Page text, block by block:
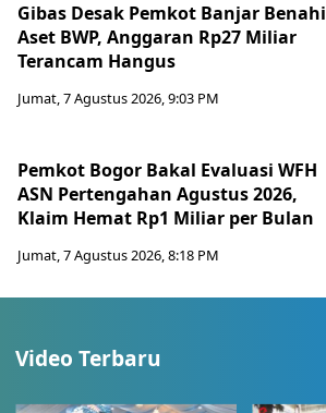
Gibas Desak Pemkot Banjar Benahi
Aset BWP, Anggaran Rp27 Miliar
Terancam Hangus
Jumat, 7 Agustus 2026, 9:03 PM
Pemkot Bogor Bakal Evaluasi WFH
ASN Pertengahan Agustus 2026,
Klaim Hemat Rp1 Miliar per Bulan
Jumat, 7 Agustus 2026, 8:18 PM
Video Terbaru